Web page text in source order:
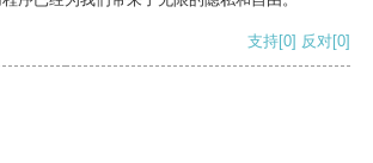
支持[0] 反对[0]